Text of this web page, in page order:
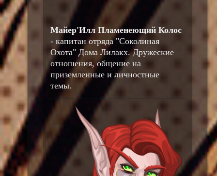
Майер'Илл Пламенеющий Колос
- капитан отряда "Соколиная
Охота" Дома Лилакх. Дружеские
отношения, общение на
приземленные и личностные
темы.